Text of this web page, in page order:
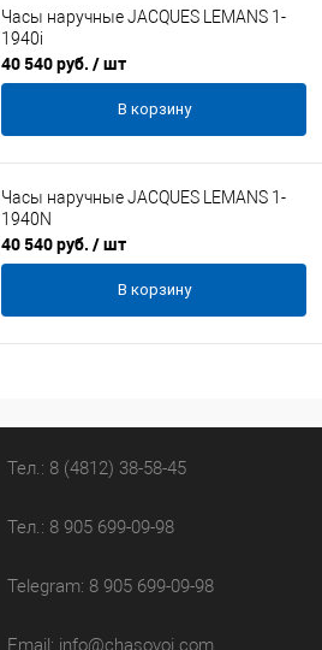
Часы наручные JACQUES LEMANS 1-
1940i
40 540 руб. / шт
В корзину
Часы наручные JACQUES LEMANS 1-
1940N
40 540 руб. / шт
В корзину
Тел.: 8 (4812) 38-58-45
Тел.: 8 905 699-09-98
Telegram: 8 905 699-09-98
Email: info@chasovoi.com